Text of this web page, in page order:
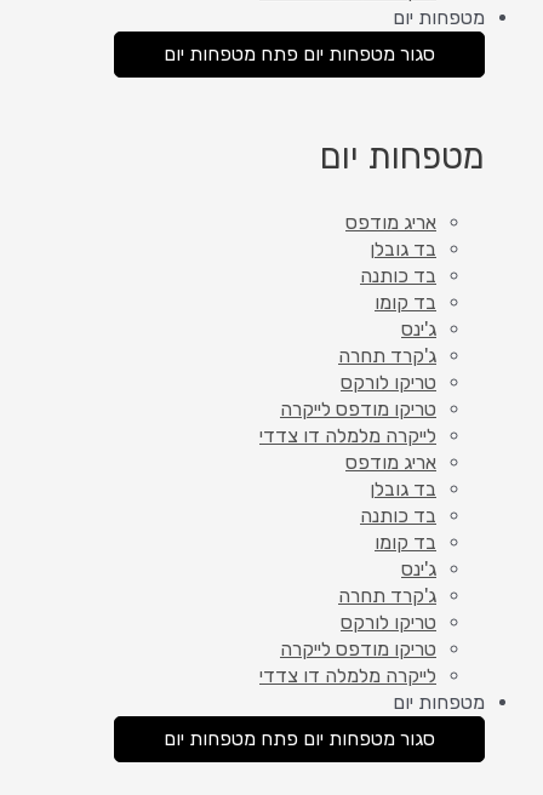
מטפחות יום
סגור מטפחות יום פתח מטפחות יום
מטפחות יום
אריג מודפס
בד גובלן
בד כותנה
בד קומו
ג'ינס
ג'קרד תחרה
טריקו לורקס
טריקו מודפס לייקרה
לייקרה מלמלה דו צדדי
אריג מודפס
בד גובלן
בד כותנה
בד קומו
ג'ינס
ג'קרד תחרה
טריקו לורקס
טריקו מודפס לייקרה
לייקרה מלמלה דו צדדי
מטפחות יום
סגור מטפחות יום פתח מטפחות יום